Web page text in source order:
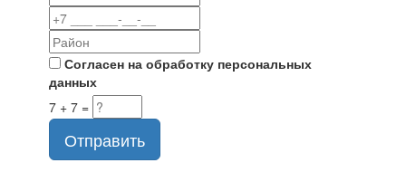
Согласен на обработку персональных
данных
7 + 7 =
Отправить